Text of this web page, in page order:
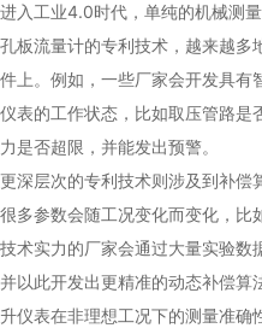
进入工业4.0时代，单纯的机械测
孔板流量计的专利技术，越来越
件上。例如，一些厂家会开发具有
仪表的工作状态，比如取压管路是
力是否超限，并能发出预警。
更深层次的专利技术则涉及到补偿
很多参数会随工况变化而变化，比
技术实力的厂家会通过大量实验数
并以此开发出更精准的动态补偿
升仪表在非理想工况下的测量准